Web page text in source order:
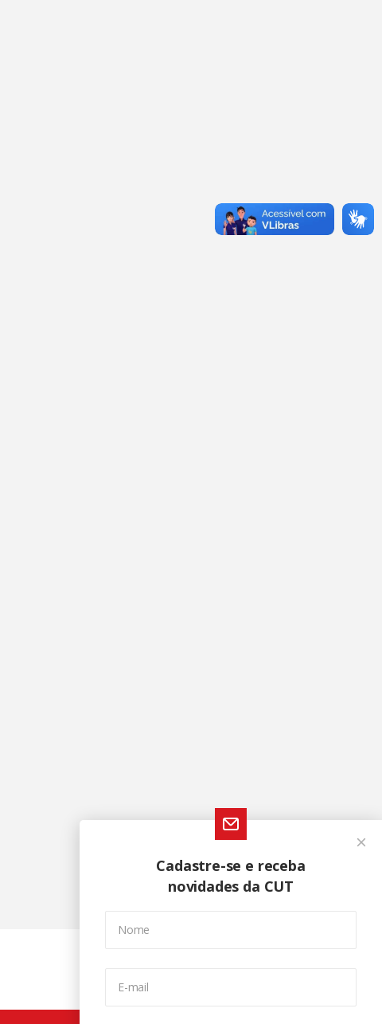
Cadastre-se e receba
novidades da CUT
Nome
E-mail